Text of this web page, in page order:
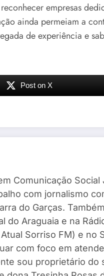
empresas
ainda permeiam a
de experiência e
Post on X
Comunicação
com jornalismo
do Garças.
do Araguaia e na
Sorriso FM) e no
com foco em
sou proprietário do